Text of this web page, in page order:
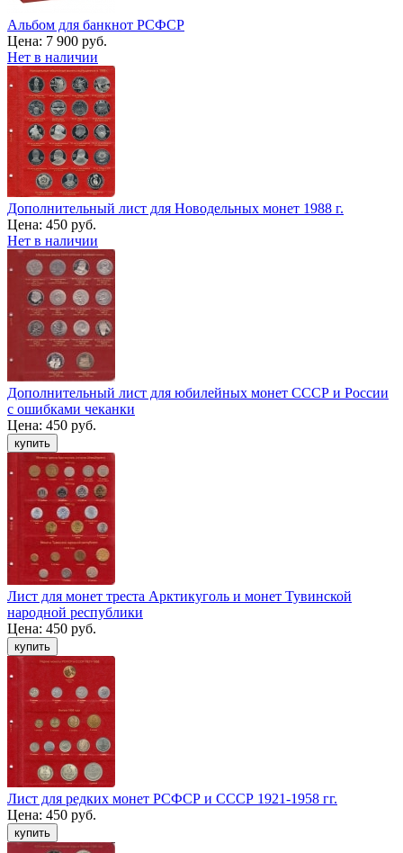
Альбом для банкнот РСФСР
Цена: 7 900 руб.
Нет в наличии
Дополнительный лист для Новодельных монет 1988 г.
Цена: 450 руб.
Нет в наличии
Дополнительный лист для юбилейных монет СССР и России
с ошибками чеканки
Цена: 450 руб.
Лист для монет треста Арктикуголь и монет Тувинской
народной республики
Цена: 450 руб.
Лист для редких монет РСФСР и СССР 1921-1958 гг.
Цена: 450 руб.